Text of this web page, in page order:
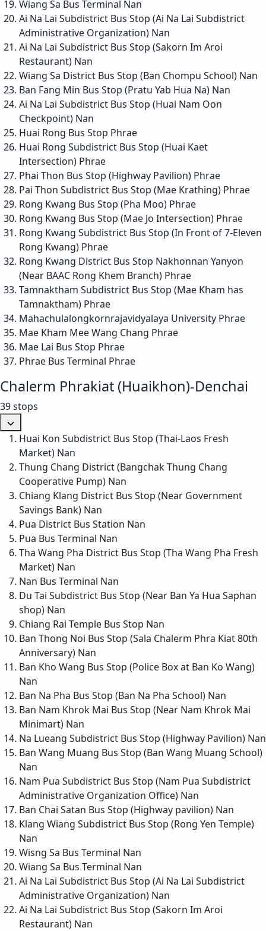
Wiang Sa Bus Terminal Nan
Ai Na Lai Subdistrict Bus Stop (Ai Na Lai Subdistrict
Administrative Organization) Nan
Ai Na Lai Subdistrict Bus Stop (Sakorn Im Aroi
Restaurant) Nan
Wiang Sa District Bus Stop (Ban Chompu School) Nan
Ban Fang Min Bus Stop (Pratu Yab Hua Na) Nan
Ai Na Lai Subdistrict Bus Stop (Huai Nam Oon
Checkpoint) Nan
Huai Rong Bus Stop Phrae
Huai Rong Subdistrict Bus Stop (Huai Kaet
Intersection) Phrae
Phai Thon Bus Stop (Highway Pavilion) Phrae
Pai Thon Subdistrict Bus Stop (Mae Krathing) Phrae
Rong Kwang Bus Stop (Pha Moo) Phrae
Rong Kwang Bus Stop (Mae Jo Intersection) Phrae
Rong Kwang Subdistrict Bus Stop (In Front of 7-Eleven
Rong Kwang) Phrae
Rong Kwang District Bus Stop Nakhonnan Yanyon
(Near BAAC Rong Khem Branch) Phrae
Tamnaktham Subdistrict Bus Stop (Mae Kham has
Tamnaktham) Phrae
Mahachulalongkornrajavidyalaya University Phrae
Mae Kham Mee Wang Chang Phrae
Mae Lai Bus Stop Phrae
Phrae Bus Terminal Phrae
Chalerm Phrakiat (Huaikhon)-Denchai
39 stops
Huai Kon Subdistrict Bus Stop (Thai-Laos Fresh
Market) Nan
Thung Chang District (Bangchak Thung Chang
Cooperative Pump) Nan
Chiang Klang District Bus Stop (Near Government
Savings Bank) Nan
Pua District Bus Station Nan
Pua Bus Terminal Nan
Tha Wang Pha District Bus Stop (Tha Wang Pha Fresh
Market) Nan
Nan Bus Terminal Nan
Du Tai Subdistrict Bus Stop (Near Ban Ya Hua Saphan
shop) Nan
Chiang Rai Temple Bus Stop Nan
Ban Thong Noi Bus Stop (Sala Chalerm Phra Kiat 80th
Anniversary) Nan
Ban Kho Wang Bus Stop (Police Box at Ban Ko Wang)
Nan
Ban Na Pha Bus Stop (Ban Na Pha School) Nan
Ban Nam Khrok Mai Bus Stop (Near Nam Khrok Mai
Minimart) Nan
Na Lueang Subdistrict Bus Stop (Highway Pavilion) Nan
Ban Wang Muang Bus Stop (Ban Wang Muang School)
Nan
Nam Pua Subdistrict Bus Stop (Nam Pua Subdistrict
Administrative Organization Office) Nan
Ban Chai Satan Bus Stop (Highway pavilion) Nan
Klang Wiang Subdistrict Bus Stop (Rong Yen Temple)
Nan
Wisng Sa Bus Terminal Nan
Wiang Sa Bus Terminal Nan
Ai Na Lai Subdistrict Bus Stop (Ai Na Lai Subdistrict
Administrative Organization) Nan
Ai Na Lai Subdistrict Bus Stop (Sakorn Im Aroi
Restaurant) Nan